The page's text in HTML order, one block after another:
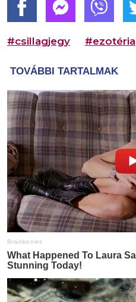
#csillagjegy #ezotéria